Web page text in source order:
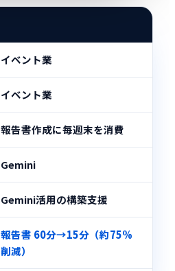
イベント業
イベント業
報告書作成に毎週末を消費
Gemini
Gemini活用の構築支援
報告書 60分→15分（約75%
削減）